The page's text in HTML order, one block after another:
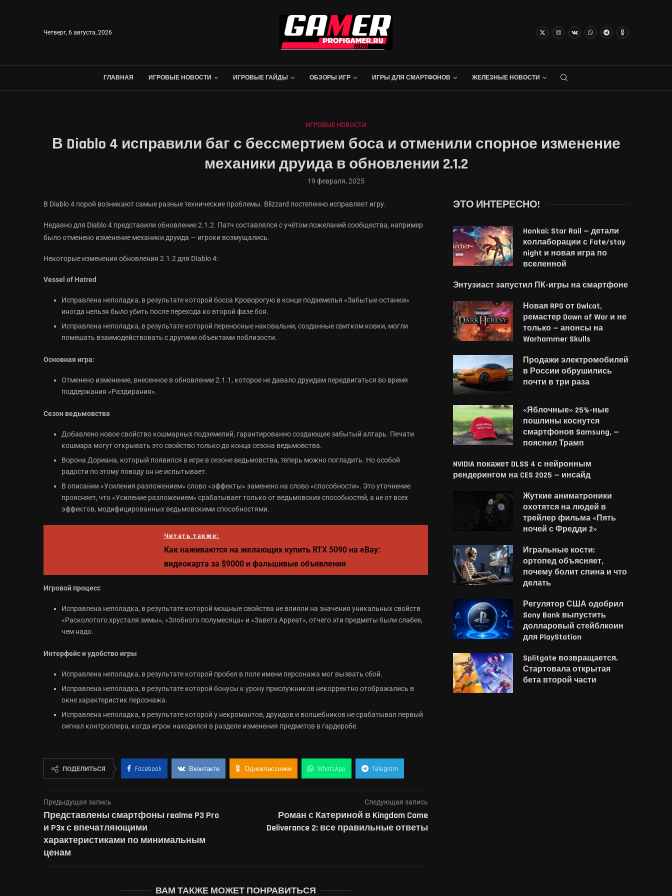
Четверг, 6 августа, 2026
ГЛАВНАЯ ИГРОВЫЕ НОВОСТИ ИГРОВЫЕ ГАЙДЫ ОБЗОРЫ ИГР ИГРЫ ДЛЯ СМАРТФОНОВ ЖЕЛЕЗНЫЕ НОВОСТИ
ИГРОВЫЕ НОВОСТИ
В Diablo 4 исправили баг с бессмертием боса и отменили спорное изменение
механики друида в обновлении 2.1.2
19 февраля, 2025
В Diablo 4 порой возникают самые разные технические проблемы. Blizzard постепенно исправляет игру.
Недавно для Diablo 4 представили обновление 2.1.2. Патч составлялся с учётом пожеланий сообщества, например
было отменено изменение механики друида — игроки возмущались.
Некоторые изменения обновления 2.1.2 для DIablo 4:
Vessel of Hatred
Исправлена неполадка, в результате которой босса Кроворогую в конце подземелья «Забытые останки»
иногда нельзя было убить после перехода ко второй фазе боя.
Исправлена неполадка, в результате которой переносные наковальни, созданные свитком ковки, могли
помешать взаимодействовать с другими объектами поблизости.
Основная игра:
Отменено изменение, внесенное в обновлении 2.1.1, которое не давало друидам передвигаться во время
поддержания «Раздирания».
Сезон ведьмовства
Добавлено новое свойство кошмарных подземелий, гарантированно создающее забытый алтарь. Печати
кошмара могут открывать это свойство только до конца сезона ведьмовства.
Ворона Дориана, который появился в игре в сезоне ведьмовства, теперь можно погладить. Но особой
радости по этому поводу он не испытывает.
В описании «Усиления разложением» слово «эффекты» заменено на слово «способности». Это уточнение
проясняет, что «Усиление разложением» срабатывает только от ведьмовских способностей, а не от всех
эффектов, модифицированных ведьмовскими способностями.
Читать также:
Как наживаются на желающих купить RTX 5090 на eBay:
видеокарта за $9000 и фальшивые объявления
Игровой процесс
Исправлена неполадка, в результате которой мощные свойства не влияли на значения уникальных свойств
«Расколотого хрусталя зимы», «Злобного полумесяца» и «Завета Арреат», отчего эти предметы были слабее,
чем надо.
Интерфейс и удобство игры
Исправлена неполадка, в результате которой пробел в поле имени персонажа мог вызвать сбой.
Исправлена неполадка, в результате которой бонусы к урону прислужников некорректно отображались в
окне характеристик персонажа.
Исправлена неполадка, в результате которой у некромантов, друидов и волшебников не срабатывал первый
сигнал контроллера, когда игрок находился в разделе изменения предметов в гардеробе.
ПОДЕЛИТЬСЯ Facebook Вконтакте Одноклассники WhatsApp Telegram
Предыдущая запись
Представлены смартфоны realme P3 Pro
и P3x с впечатляющими
характеристиками по минимальным
ценам
Следующая запись
Роман с Катериной в Kingdom Come
Deliverance 2: все правильные ответы
ВАМ ТАКЖЕ МОЖЕТ ПОНРАВИТЬСЯ
ЭТО ИНТЕРЕСНО!
Honkai: Star Rail — детали
коллаборации с Fate/stay
night и новая игра по
вселенной
Энтузиаст запустил ПК-игры на смартфоне
Новая RPG от Owlcat,
ремастер Dawn of War и не
только — анонсы на
Warhammer Skulls
Продажи электромобилей
в России обрушились
почти в три раза
«Яблочные» 25%-ные
пошлины коснутся
смартфонов Samsung, —
пояснил Трамп
NVIDIA покажет DLSS 4 с нейронным
рендерингом на CES 2025 — инсайд
Жуткие аниматроники
охотятся на людей в
трейлер фильма «Пять
ночей с Фредди 2»
Игральные кости:
ортопед объясняет,
почему болит спина и что
делать
Регулятор США одобрил
Sony Bank выпустить
долларовый стейблкоин
для PlayStation
Splitgate возвращается.
Стартовала открытая
бета второй части